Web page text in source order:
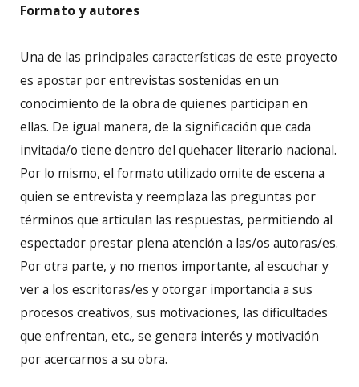
Formato y autores
Una de las principales características de este proyecto
es apostar por entrevistas sostenidas en un
conocimiento de la obra de quienes participan en
ellas. De igual manera, de la significación que cada
invitada/o tiene dentro del quehacer literario nacional.
Por lo mismo, el formato utilizado omite de escena a
quien se entrevista y reemplaza las preguntas por
términos que articulan las respuestas, permitiendo al
espectador prestar plena atención a las/os autoras/es.
Por otra parte, y no menos importante, al escuchar y
ver a los escritoras/es y otorgar importancia a sus
procesos creativos, sus motivaciones, las dificultades
que enfrentan, etc., se genera interés y motivación
por acercarnos a su obra.